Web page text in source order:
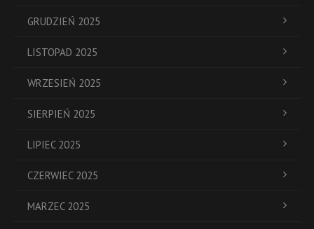
GRUDZIEŃ 2025
LISTOPAD 2025
WRZESIEŃ 2025
SIERPIEŃ 2025
LIPIEC 2025
CZERWIEC 2025
MARZEC 2025